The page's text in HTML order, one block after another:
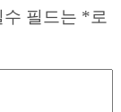
수 필드는 *로